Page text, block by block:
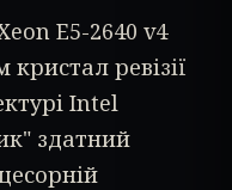
E5-2640 v4
ревізії
Intel
здатний